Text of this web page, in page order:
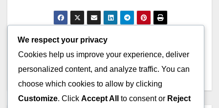
Post
navigation
Prävention, Management
und Optimierung
Auswirkungen der
Anzeigenplatzierung:
Klickrate und Engagement
We respect your privacy
Cookies help us improve your experience, deliver
personalized content, and analyze traffic. You can
choose which cookies to allow by clicking
Customize. Click Accept All to consent or Reject